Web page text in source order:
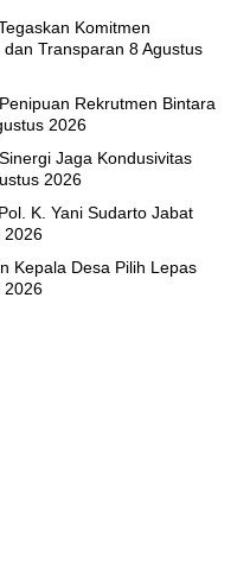
Komitmen
dan Transparan 8 Agustus
Rekrutmen Bintara
2026
Jaga Kondusivitas
2026
K. Yani Sudarto Jabat
2026
Kepala Desa Pilih Lepas
2026